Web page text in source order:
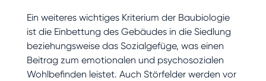
Ein weiteres wichtiges Kriterium der Baubiologie
ist die Einbettung des Gebäudes in die Siedlung
beziehungsweise das Sozialgefüge, was einen
Beitrag zum emotionalen und psychosozialen
Wohlbefinden leistet. Auch Störfelder werden vor